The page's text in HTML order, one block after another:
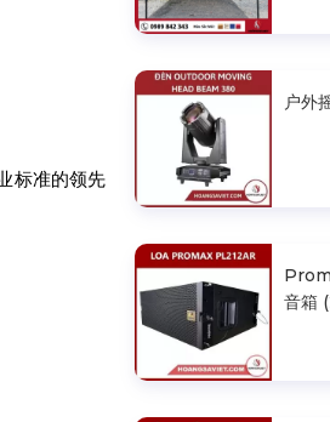
标准的领先
户外
音箱